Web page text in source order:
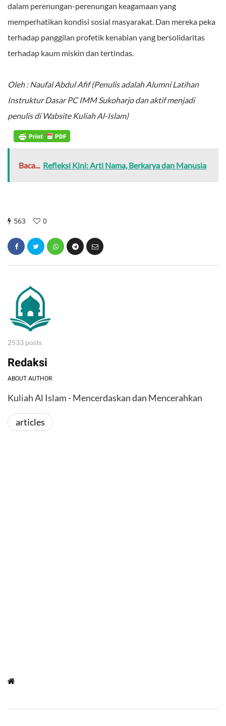
dalam perenungan-perenungan keagamaan yang
memperhatikan kondisi sosial masyarakat. Dan mereka peka
terhadap panggilan profetik kenabian yang bersolidaritas
terhadap kaum miskin dan tertindas.
Oleh : Naufal Abdul Afif (Penulis adalah Alumni Latihan
Instruktur Dasar PC IMM Sukoharjo dan aktif menjadi
penulis di Wabsite Kuliah Al-Islam)
Baca... Refleksi Kini: Arti Nama, Berkarya dan Manusia
563 0
2533 posts
Redaksi
ABOUT AUTHOR
Kuliah Al Islam - Mencerdaskan dan Mencerahkan
articles